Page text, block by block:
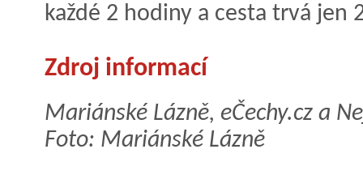
každé 2 hodiny a cesta trvá jen
Zdroj informací
Mariánské Lázně, eČechy.cz a
Foto: Mariánské Lázně